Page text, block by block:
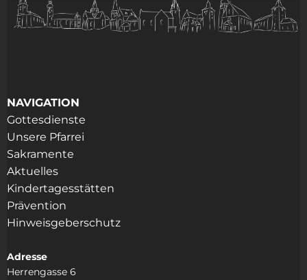
NAVIGATION
Gottesdienste
Unsere Pfarrei
Sakramente
Aktuelles
Kindertagesstätten
Prävention
Hinweisgeberschutz
Adresse
Herrengasse 6